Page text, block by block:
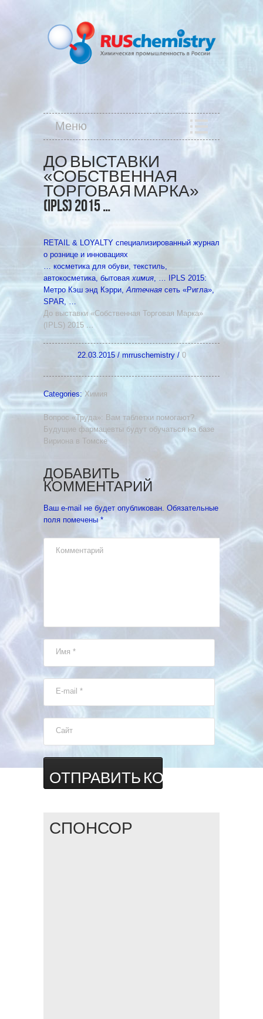
Меню
ДО ВЫСТАВКИ
«СОБСТВЕННАЯ
ТОРГОВАЯ МАРКА»
(IPLS) 2015 …
RETAIL & LOYALTY специализированный журнал
о рознице и инновациях
… косметика для обуви, текстиль,
автокосметика, бытоваяхимия, … IPLS 2015:
Метро Кэш энд Кэрри,Аптечная сеть «Ригла»,
SPAR, …
До выставки «Собственная Торговая Марка»
(IPLS) 2015 …
22.03.2015/ mrruschemistry/ 0
Categories: Химия
Вопрос «Труда»: Вам таблетки помогают?
Будущие фармацевты будут обучаться на базе
Вириона в Томске
ДОБАВИТЬ
КОММЕНТАРИЙ
Ваш e-mail не будет опубликован. Обязательные
поля помечены *
Комментарий
Имя *
E-mail *
Сайт
СПОНСОР